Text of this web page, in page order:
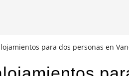
para dos personas en